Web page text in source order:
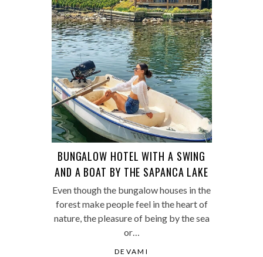
BUNGALOW HOTEL WITH A SWING
AND A BOAT BY THE SAPANCA LAKE
Even though the bungalow houses in the
forest make people feel in the heart of
nature, the pleasure of being by the sea
or…
DEVAMI